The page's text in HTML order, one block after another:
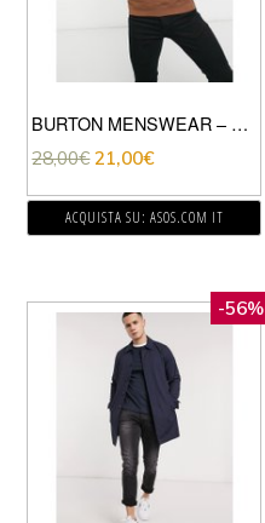
BURTON MENSWEAR – FELPA OVERHEAD MARRONE CON CAPPUCCIO
28,00€ 21,00€
ACQUISTA SU: ASOS.COM IT
-56%